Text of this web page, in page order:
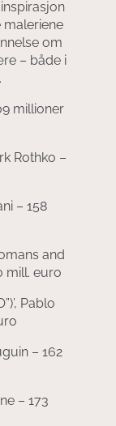
maleriene
om
– både i
millioner
Rothko –
– 158
and
mill. euro
Pablo
– 162
– 173